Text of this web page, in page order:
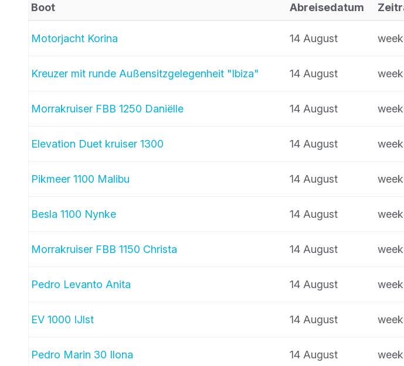
Boot Abreisedatum
Motorjacht Korina 14 August
Kreuzer mit runde Außensitzgelegenheit "Ibiza" 14 August
Morrakruiser FBB 1250 Daniëlle 14 August
Elevation Duet kruiser 1300 14 August
Pikmeer 1100 Malibu 14 August
Besla 1100 Nynke 14 August
Morrakruiser FBB 1150 Christa 14 August
Pedro Levanto Anita 14 August
EV 1000 IJlst 14 August
Pedro Marin 30 Ilona 14 August